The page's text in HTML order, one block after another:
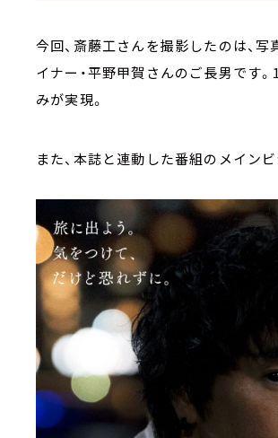
今回、斎藤工さんを撮影したのは、
イナー・平野甲賀さんのご長男です
みが実現。
また、本誌と連動した番組のメイン